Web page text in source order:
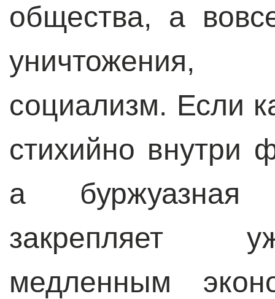
общества, а
уничтожения,
социализм. Если
стихийно внутри
а буржуазная
закрепляет
медленным